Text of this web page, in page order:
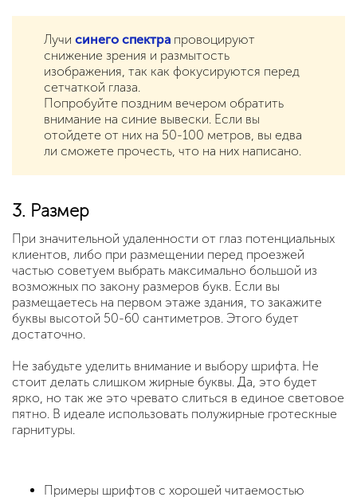
Лучи синего спектра провоцируют
снижение зрения и размытость
изображения, так как фокусируются перед
сетчаткой глаза.
Попробуйте поздним вечером обратить
внимание на синие вывески. Если вы
отойдете от них на 50-100 метров, вы едва
ли сможете прочесть, что на них написано.
3. Размер
При значительной удаленности от глаз потенциальных
клиентов, либо при размещении перед проезжей
частью советуем выбрать максимально большой из
возможных по закону размеров букв. Если вы
размещаетесь на первом этаже здания, то закажите
буквы высотой 50-60 сантиметров. Этого будет
достаточно.
Не забудьте уделить внимание и выбору шрифта. Не
стоит делать слишком жирные буквы. Да, это будет
ярко, но так же это чревато слиться в единое световое
пятно. В идеале использовать полужирные гротескные
гарнитуры.
Примеры шрифтов с хорошей читаемостью